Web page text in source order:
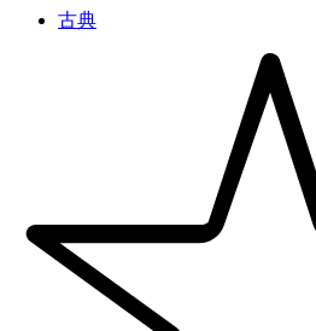
古典